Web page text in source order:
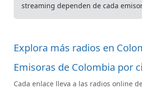
streaming dependen de cada
Explora más radios en
Emisoras de Colombia por
Cada enlace lleva a las radios online